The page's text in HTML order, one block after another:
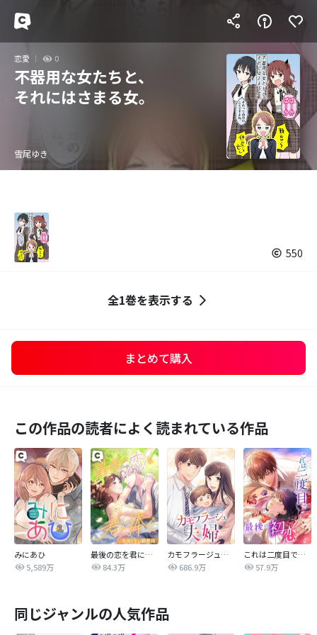
恋愛 0
不器用な女たちと、
それにはさまる女。
雪尾ゆき
550
全1巻を表示する
まとめて購入
この作品の読者によく読まれている作品
みにあひ
5,589万
最後の恋を君に捧ぐ～余命1年の御曹司～
84.3万
カモフラージュ夫婦
686.9万
これは二度目で最後の初恋
57.9万
同じジャンルの人気作品